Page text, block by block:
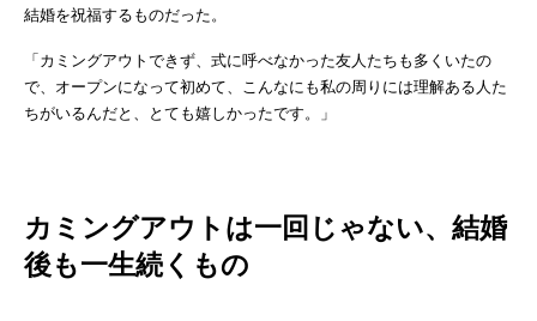
結婚を祝福するものだった。
「カミングアウトできず、式に呼べなかった友人たちも多くいたの
で、オープンになって初めて、こんなにも私の周りには理解ある人た
ちがいるんだと、とても嬉しかったです。」
カミングアウトは一回じゃない、結婚
後も一生続くもの